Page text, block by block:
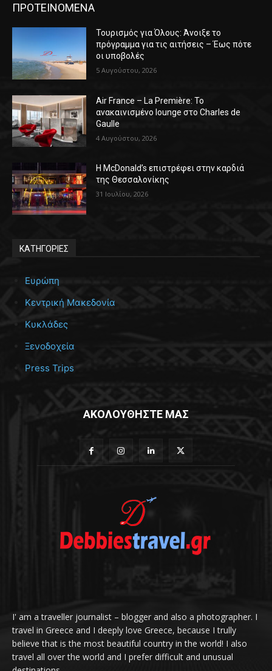
ΠΡΟΤΕΙΝΟΜΕΝΑ
Τουρισμός για Όλους: Άνοιξε το
πρόγραμμα για τις αιτήσεις – Έως πότε
οι υποβολές
5 Αυγούστου, 2026
Air France – La Première: Το
ανακαινισμένο lounge στο Charles de
Gaulle
4 Αυγούστου, 2026
Η McDonald’s επιστρέφει στην καρδιά
της Θεσσαλονίκης
31 Ιουλίου, 2026
ΚΑΤΗΓΟΡΙΕΣ
Ευρώπη
Κεντρική Μακεδονία
Κυκλάδες
Ξενοδοχεία
Press Trips
ΑΚΟΛΟΥΘΗΣΤΕ ΜΑΣ
I' am a traveller journalist – blogger and also a photographer. I
travel in Greece and I deeply love Greece, because I trully
believe that is the most beautiful country in the world! I also
travel all over the world and I prefer difficult and unusual